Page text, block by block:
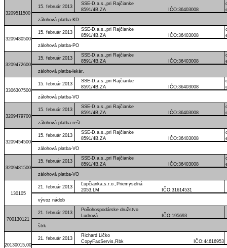
3209511500
15. február 2013
SSE-D,a.s.,pri Rajčianke
8591/4B,ZA IČO:36403008
zálohová platba-KD
3209480500
15. február 2013
SSE-D,a.s.,pri Rajčianke
8591/4B,ZA IČO:36403008
zálohová platba-PO
3209472600
15. február 2013
SSE-D,a.s.,pri Rajčianke
8591/4B,ZA IČO:36403008
zálohová platba-lekár.
3306307500
15. február 2013
SSE-D,a.s.,pri Rajčianke
8591/4B,ZA IČO:36403008
zálohová platba-VO
3209479700
15. február 2013
SSE-D,a.s.,pri Rajčianke
8591/4B,ZA IČO:36403008
zálohová platba-rešt.
3209454500
15. február 2013
SSE-D,a.s.,pri Rajčianke
8591/4B,ZA IČO:36403008
zálohová platba-VO
3209481500
15. február 2013
SSE-D,a.s.,pri Rajčianke
8591/4B,ZA IČO:36403008
zálohová platba-VO
130105
21. február 2013
Ľupčianka,s.r.o.,Priemyselná
2053,LM IČO:31614531
vývoz nádob
700130121
21. február 2013
Poňohospodárske družstvo
Ludrová IČO:195693
štrk
20130015,00
21. február 2013
Richard Ličko
CopyFaxServis,Rbk IČO:44616953